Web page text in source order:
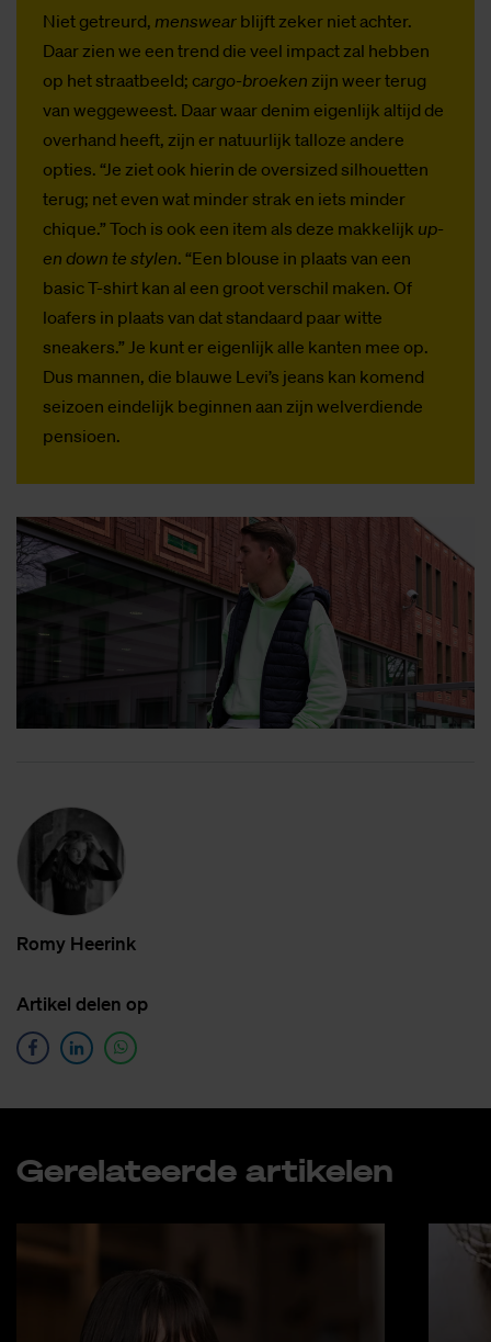
Niet getreurd, menswear blijft zeker niet achter.
Daar zien we een trend die veel impact zal hebben
op het straatbeeld; cargo-broeken zijn weer terug
van weggeweest. Daar waar denim eigenlijk altijd de
overhand heeft, zijn er natuurlijk talloze andere
opties. “Je ziet ook hierin de oversized silhouetten
terug; net even wat minder strak en iets minder
chique.” Toch is ook een item als deze makkelijk up-
en down te stylen. “Een blouse in plaats van een
basic T-shirt kan al een groot verschil maken. Of
loafers in plaats van dat standaard paar witte
sneakers.” Je kunt er eigenlijk alle kanten mee op.
Dus mannen, die blauwe Levi’s jeans kan komend
seizoen eindelijk beginnen aan zijn welverdiende
pensioen.
Romy Heer­ink
Ar­ti­kel de­len op
Ge­re­la­teer­de ar­ti­ke­len